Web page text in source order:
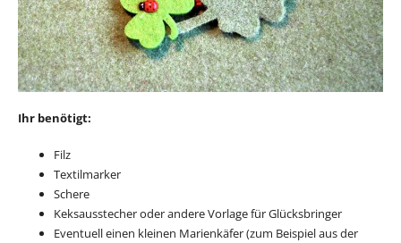
Ihr benötigt:
Filz
Textilmarker
Schere
Keksausstecher oder andere Vorlage für Glücksbringer
Eventuell einen kleinen Marienkäfer (zum Beispiel aus der